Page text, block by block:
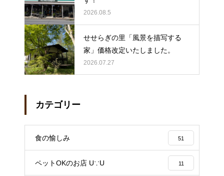
2026.08.5
せせらぎの里「風景を描写する
家」価格改定いたしました。
2026.07.27
カテゴリー
食の愉しみ 51
ペットOKのお店 U∵U 11